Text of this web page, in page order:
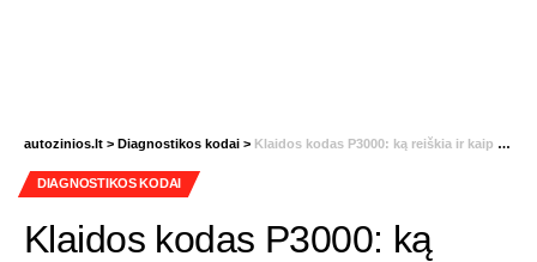
autozinios.lt > Diagnostikos kodai > Klaidos kodas P3000: ką reiškia ir kaip sutvarkyti?
DIAGNOSTIKOS KODAI
Klaidos kodas P3000: ką